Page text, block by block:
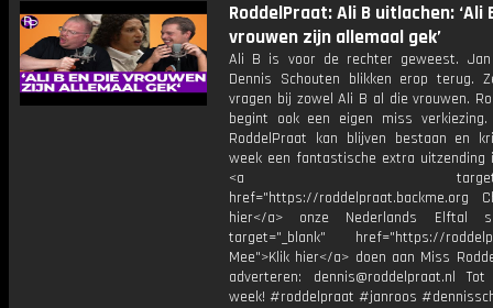
RoddelPraat: Ali B uitlachen: ‘Ali
vrouwen zijn allemaal gek’
Ali B is voor de rechter geweest.
Dennis Schouten blikken erop terug.
vragen bij zowel Ali B al die vrouwen.
begint ook een eigen miss
RoddelPraat kan blijven bestaan en
week een fantastische extra uitzending
<a
href="https://roddelpraat.backme.org
hier</a> onze Nederlands Elftal
target="_blank" href="https://
Mee">Klik hier</a> doen aan Miss
adverteren: dennis@roddelpraat.nl Tot
week! #roddelpraat #janroos